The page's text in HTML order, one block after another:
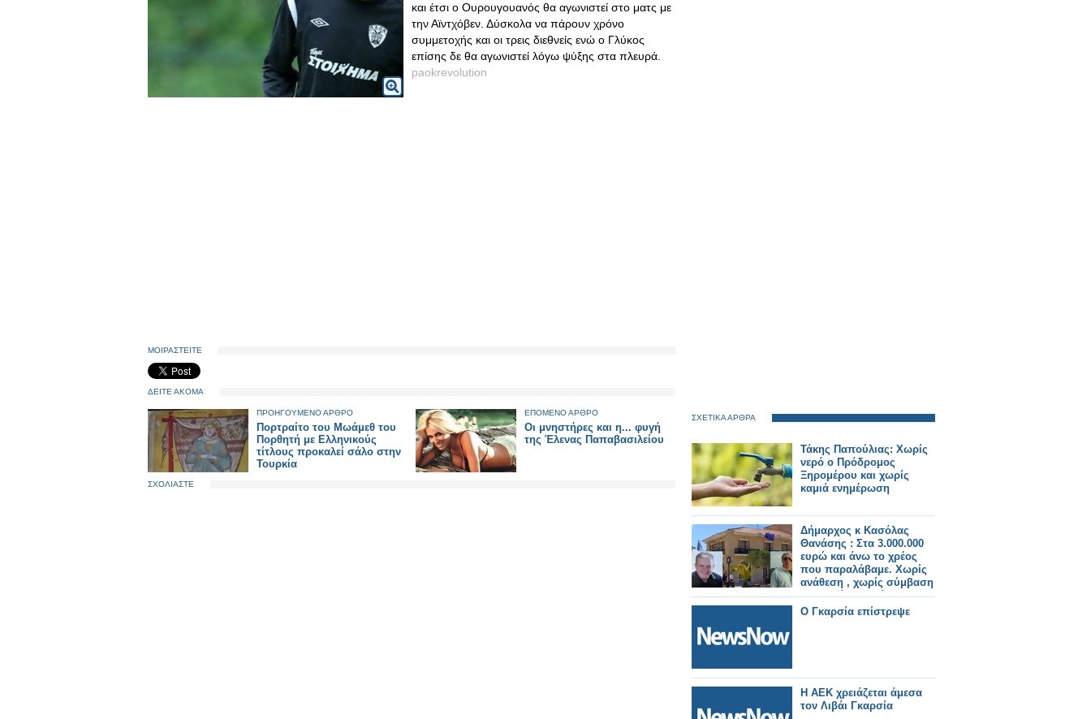
και έτσι ο Ουρουγουανός θα αγωνιστεί στο ματς με
την Αϊντχόβεν. Δύσκολα να πάρουν χρόνο
συμμετοχής και οι τρεις διεθνείς ενώ ο Γλύκος
επίσης δε θα αγωνιστεί λόγω ψύξης στα πλευρά.
paokrevolution
ΜΟΙΡΑΣΤΕΙΤΕ
ΔΕΙΤΕ ΑΚΟΜΑ
ΠΡΟΗΓΟΥΜΕΝΟ ΑΡΘΡΟ
Πορτραίτο του Μωάμεθ του
Πορθητή με Ελληνικούς
τίτλους προκαλεί σάλο στην
Τουρκία
ΕΠΟΜΕΝΟ ΑΡΘΡΟ
Οι μνηστήρες και η... φυγή
της Έλενας Παπαβασιλείου
ΣΧΟΛΙΑΣΤΕ
ΣΧΕΤΙΚΑ ΑΡΘΡΑ
Τάκης Παπούλιας: Χωρίς
νερό ο Πρόδρομος
Ξηρομέρου και χωρίς
καμιά ενημέρωση
Δήμαρχος κ Κασόλας
Θανάσης : Στα 3.000.000
ευρώ και άνω το χρέος
που παραλάβαμε. Χωρίς
ανάθεση , χωρίς σύμβαση
και χωρίς τιμολόγια
900.000 ευρώ
Ο Γκαρσία επίστρεψε
Η ΑΕΚ χρειάζεται άμεσα
τον Λιβάι Γκαρσία